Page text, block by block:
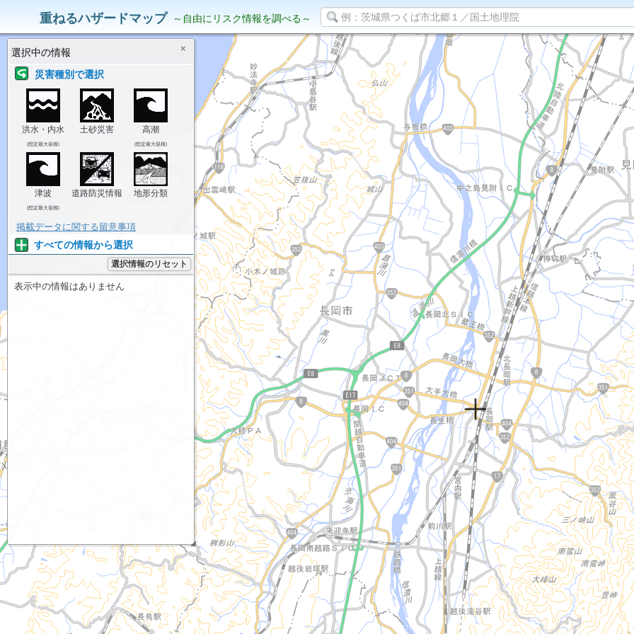
重ねるハザードマップ ～自由にリスク情報を調べる～
災害リスク情報
選択中の情報 ×
災害種別で選択
洪水・内水
(想定最大規模)
土砂災害 高潮
(想定最大規模)
津波
(想定最大規模)
道路防災情報 地形分類
掲載データに関する留意事項
すべての情報から選択
選択情報のリセット
表示中の情報はありません